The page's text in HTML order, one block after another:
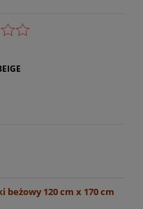
120 cm x 170 cm